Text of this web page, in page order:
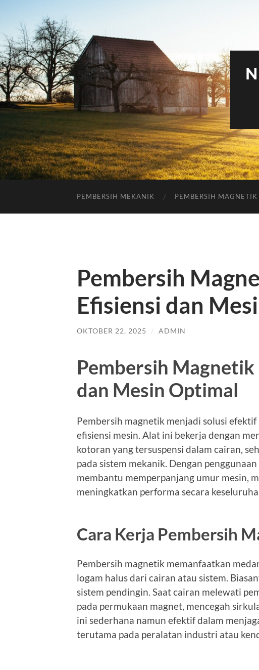
PEMBERSIH MEKANIK PEMBERSIH MAGNETIK
Pembersih
Efisiensi dan
OKTOBER 22, 2025 / ADMIN
Pembersih
dan Mesin Optimal
Pembersih magnetik menjadi solusi
efisiensi mesin. Alat ini bekerja dengan
kotoran yang tersuspensi dalam cairan,
pada sistem mekanik. Dengan
membantu memperpanjang umur mesin,
meningkatkan performa secara
Cara Kerja Pembersih
Pembersih magnetik memanfaatkan
logam halus dari cairan atau sistem.
sistem pendingin. Saat cairan melewati
pada permukaan magnet, mencegah
ini sederhana namun efektif dalam
terutama pada peralatan industri atau